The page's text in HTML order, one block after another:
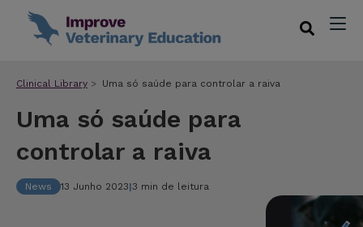
Clinical Library Uma só saúde para controlar a raiva
Uma só saúde para
controlar a raiva
News 13 Junho 2023|3 min de leitura